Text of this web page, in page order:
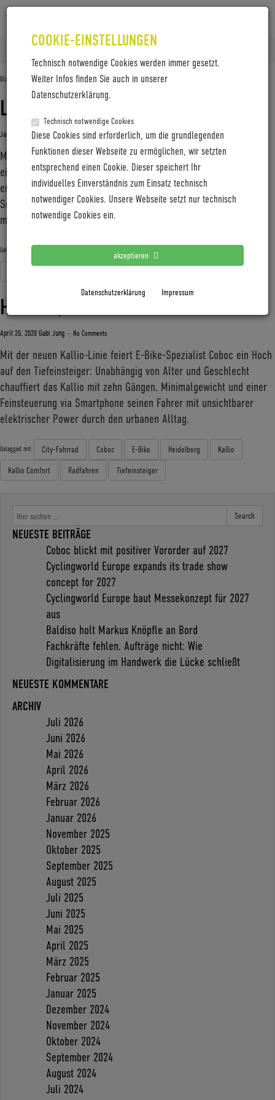
COOKIE-EINSTELLUNGEN
Technisch notwendige Cookies werden immer gesetzt.
Weiter Infos finden Sie auch in unserer
Datenschutzerklärung.
Technisch notwendige Cookies
Diese Cookies sind erforderlich, um die grundlegenden
Funktionen dieser Webseite zu ermöglichen, wir setzten
entsprechend einen Cookie. Dieser speichert Ihr
individuelles Einverständnis zum Einsatz technisch
notwendiger Cookies. Unsere Webseite setzt nur technisch
notwendige Cookies ein.
akzeptieren
Datenschutzerklärung Impressum
Posts tagged 'Kallio'
Blog-Archive
LADY IN RED
Januar 26, 2023Gabi Jung— No Comments
Mit dem Kallio CMF in edlem Rot feiert E-Bike-Spezialist Coboc
ein Hoch auf den Tiefeinsteiger. Als Leichtgewicht bei
entsprechend schlanker Silhouette sowie einer Feinsteuerung via
Smartphone chauffiert die minimalistische Grazie seine Fahrerin
mit unsichtbarer elektrischer Power durch den urbanen Alltag.
Getagged mit: Fahrrad Kallio
HOP-ON, HOP-OFF
April 20, 2020Gabi Jung — No Comments
Mit der neuen Kallio-Linie feiert E-Bike-Spezialist Coboc ein Hoch
auf den Tiefeinsteiger: Unabhängig von Alter und Geschlecht
chauffiert das Kallio mit zehn Gängen, Minimalgewicht und einer
Feinsteuerung via Smartphone seinen Fahrer mit unsichtbarer
elektrischer Power durch den urbanen Alltag.
Getagged mit: City-Fahrrad Coboc E-Bike Heidelberg
Kallio
Kallio Comfort
Radfahren Tiefeinsteiger
Search
NEUESTE BEITRÄGE
Coboc blickt mit positiver Vororder auf 2027
Cyclingworld Europe expands its trade show
concept for 2027
Cyclingworld Europe baut Messekonzept für 2027
aus
Baldiso holt Markus Knöpfle an Bord
Fachkräfte fehlen, Aufträge nicht: Wie
Digitalisierung im Handwerk die Lücke schließt
NEUESTE KOMMENTARE
ARCHIV
Juli 2026
Juni 2026
Mai 2026
April 2026
März 2026
Februar 2026
Januar 2026
November 2025
Oktober 2025
September 2025
August 2025
Juli 2025
Juni 2025
Mai 2025
April 2025
März 2025
Februar 2025
Januar 2025
Dezember 2024
November 2024
Oktober 2024
September 2024
August 2024
Juli 2024